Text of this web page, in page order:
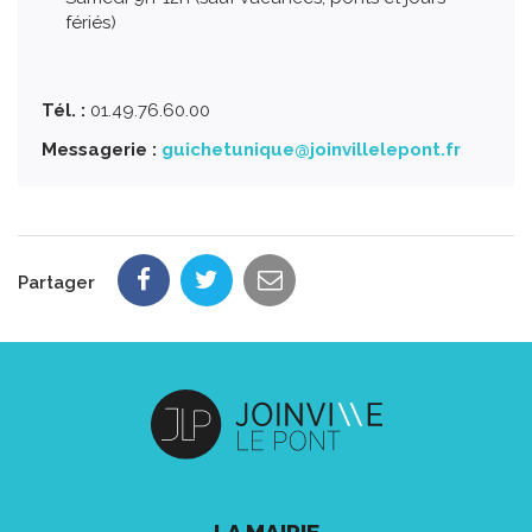
fériés)
Tél. : 01.49.76.60.00
Messagerie : guichetunique@joinvillelepont.fr
Partager